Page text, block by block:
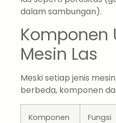
dalam sambungan).
Komponen
Mesin Las
Meski setiap jenis
berbeda, komponen
Komponen Fungsi